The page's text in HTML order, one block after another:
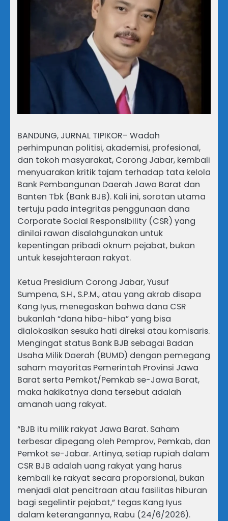
BANDUNG, JURNAL TIPIKOR– Wadah
perhimpunan politisi, akademisi, profesional,
dan tokoh masyarakat, Corong Jabar, kembali
menyuarakan kritik tajam terhadap tata kelola
Bank Pembangunan Daerah Jawa Barat dan
Banten Tbk (Bank BJB). Kali ini, sorotan utama
tertuju pada integritas penggunaan dana
Corporate Social Responsibility (CSR) yang
dinilai rawan disalahgunakan untuk
kepentingan pribadi oknum pejabat, bukan
untuk kesejahteraan rakyat.
Ketua Presidium Corong Jabar, Yusuf
Sumpena, S.H., S.P.M., atau yang akrab disapa
Kang Iyus, menegaskan bahwa dana CSR
bukanlah “dana hiba-hiba” yang bisa
dialokasikan sesuka hati direksi atau komisaris.
Mengingat status Bank BJB sebagai Badan
Usaha Milik Daerah (BUMD) dengan pemegang
saham mayoritas Pemerintah Provinsi Jawa
Barat serta Pemkot/Pemkab se-Jawa Barat,
maka hakikatnya dana tersebut adalah
amanah uang rakyat.
“BJB itu milik rakyat Jawa Barat. Saham
terbesar dipegang oleh Pemprov, Pemkab, dan
Pemkot se-Jabar. Artinya, setiap rupiah dalam
CSR BJB adalah uang rakyat yang harus
kembali ke rakyat secara proporsional, bukan
menjadi alat pencitraan atau fasilitas hiburan
bagi segelintir pejabat,” tegas Kang Iyus
dalam keterangannya, Rabu (24/6/2026).